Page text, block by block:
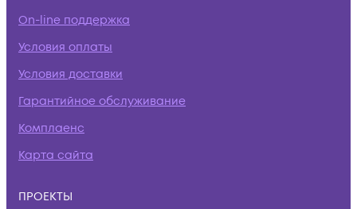
On-line поддержка
Условия оплаты
Условия доставки
Гарантийное обслуживание
Комплаенс
Карта сайта
ПРОЕКТЫ